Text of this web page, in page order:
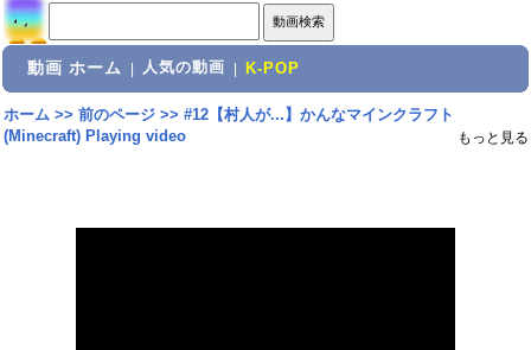
動画 ホーム 人気の動画 K-POP
ホーム>> 前のページ>> #12【村人が...】かんなマインクラフト
(Minecraft) Playing video
もっと見る